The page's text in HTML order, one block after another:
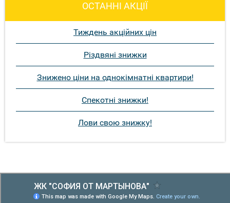
ОСТАННІ АКЦІЇ
Тиждень акційних цін
Різдвяні знижки
Знижено ціни на однокімнатні квартири!
Спекотні знижки!
Лови свою знижку!